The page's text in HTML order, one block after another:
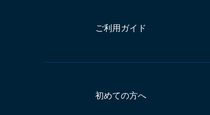
ご利用ガイド
初めての方へ